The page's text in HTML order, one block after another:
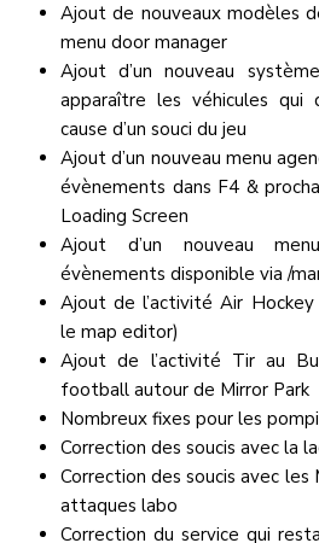
Ajout de nouveaux modèles
menu door manager
Ajout d’un nouveau
apparaître les véhicules qui
cause d’un souci du jeu
Ajout d’un nouveau menu
évènements dans F4 &
Loading Screen
Ajout d’un nouveau
évènements disponible via /
Ajout de l’activité Air
le map editor)
Ajout de l’activité Tir au
football autour de Mirror Park
Nombreux fixes pour les
Correction des soucis avec la
Correction des soucis avec
attaques labo
Correction du service qui